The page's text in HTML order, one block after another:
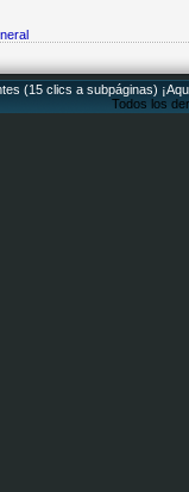
(15 clics a subpáginas)
Todos los